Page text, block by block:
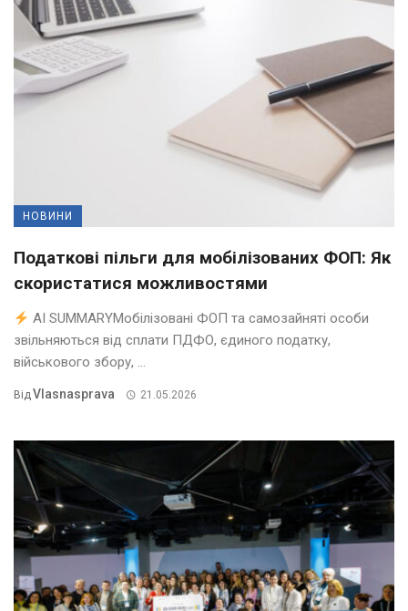
НОВИНИ
Податкові пільги для мобілізованих ФОП: Як
скористатися можливостями
AI SUMMARYМобілізовані ФОП та самозайняті особи
звільняються від сплати ПДФО, єдиного податку,
військового збору, ...
ВідVlasnasprava 21.05.2026